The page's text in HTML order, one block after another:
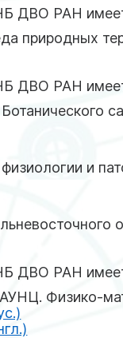
ДВО РАН
природных
ДВО РАН
и
ДВО РАН
Физико-